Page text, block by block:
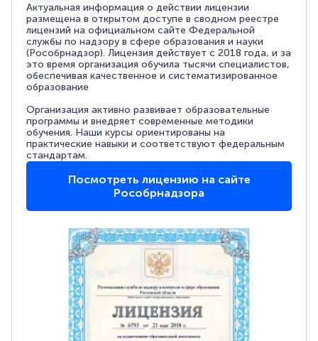
Актуальная информация о действии лицензии
размещена в открытом доступе в сводном реестре
лицензий на официальном сайте Федеральной
службы по надзору в сфере образования и науки
(Рособрнадзор). Лицензия действует с 2018 года, и за
это время организация обучила тысячи специалистов,
обеспечивая качественное и систематизированное
образование
Организация активно развивает образовательные
программы и внедряет современные методики
обучения. Наши курсы ориентированы на
практические навыки и соответствуют федеральным
стандартам.
Посмотреть лицензию на сайте
Рособрнадзора